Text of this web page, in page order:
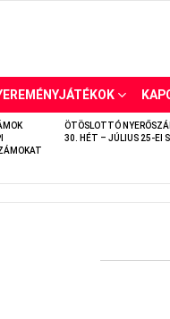
ÖTÖSLOTTÓ
30. HÉT – JÚLIUS 25-EI